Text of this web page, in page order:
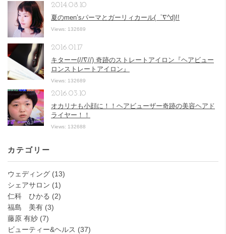
夏のmen’sパーマとガーリィカール(゜∇^d)!!
2014.08.10
Views: 132689
キターー(//∇//) 奇跡のストレートアイロン『ヘアビュー
ロンストレートアイロン』
2016.01.17
Views: 132689
オカリナも小顔に！！ヘアビューザー奇跡の美容ヘアド
ライヤー！！
2016.03.10
Views: 132688
カテゴリー
ウェディング (13)
シェアサロン (1)
仁科 ひかる (2)
福島 美有 (3)
藤原 有紗 (7)
ビューティー&ヘルス (37)